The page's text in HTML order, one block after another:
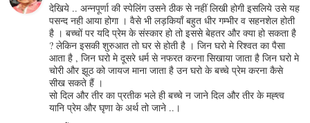
देखिये .. अन्नपूर्णा की स्पेलिंग उसने ठीक से नहीं लिखी होगी इसलिये उसे यह
पसन्द नही आया होगा । वैसे भी लड़कियाँ बहुत धीर गम्भीर व सहनशेल होती
है । बच्चों पर यदि प्रेम के संस्कार हो तो इससे बेहतर और क्या हो सकता है
? लेकिन इसकी शुरुआत तो घर से होती है । जिन घरो मे रिश्वत का पैसा
आता है , जिन घरो मे दूसरे धर्म से नफरत करना सिखाया जाता है जिन घरो मे
चोरी और झूठ को जायज माना जाता है उन घरो के बच्चे प्रेम करना कैसे
सीख सकते हैं ।
सो दिल और तीर का प्रतीक भले ही बच्चे न जाने दिल और तीर के मह्त्व
यानि प्रेम और घृणा के अर्थ तो जाने ..।